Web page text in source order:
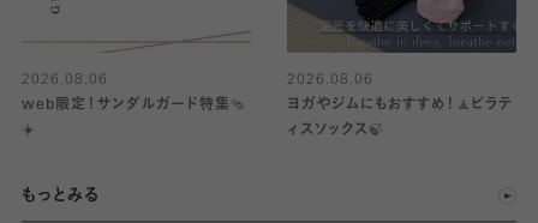
2026.08.06
web限定！サンダルガード特集🩴
☀️
2026.08.06
ヨガやジムにもおすすめ！🧘ピラテ
ィスソックス🍃
もっとみる